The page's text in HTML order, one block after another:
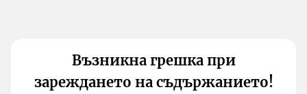
Възникна грешка при
зареждането на съдържанието!